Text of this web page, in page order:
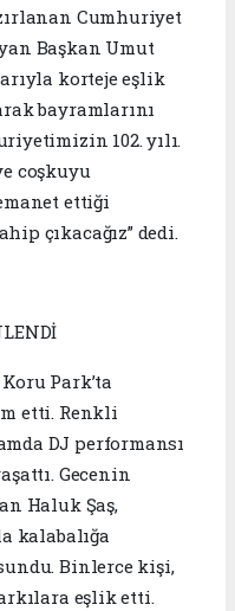
Cumhuriyet
Başkan Umut
korteje eşlik
bayramlarını
102. yılı.
coşkuyu
ettiği
çıkacağız” dedi.
Park’ta
etti. Renkli
DJ performansı
Gecenin
Haluk Şaş,
kalabalığa
Binlerce kişi,
eşlik etti.